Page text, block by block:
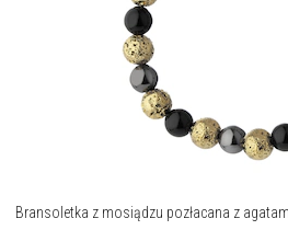
Bransoletka z mosiądzu pozłacana z